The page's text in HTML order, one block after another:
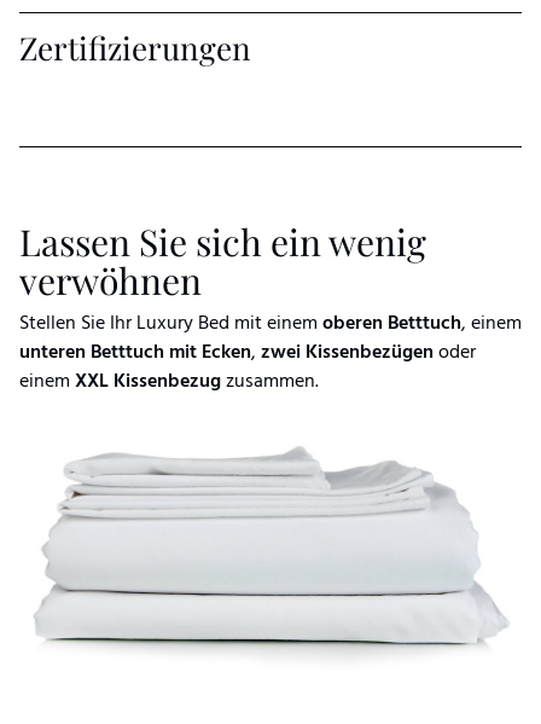
Zertifizierungen
Lassen Sie sich ein wenig
verwöhnen
Stellen Sie Ihr Luxury Bed mit einemoberen Betttuch, einem
unteren Betttuch mit Ecken,zweiKissenbezügenoder
einemXXL Kissenbezugzusammen.